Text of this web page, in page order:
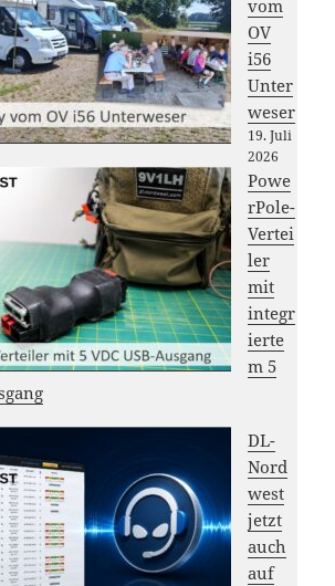
vom
OV
i56
Unter
weser
19. Juli
2026
Powe
rPole-
Vertei
ler
mit
integr
ierte
m 5
DL-
Nord
west
jetzt
auch
auf